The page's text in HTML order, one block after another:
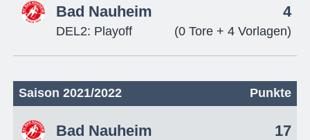
Bad Nauheim
DEL2: Playoff
4
(0 Tore + 4 Vorlagen)
Saison 2021/2022 Punkte
Bad Nauheim 17